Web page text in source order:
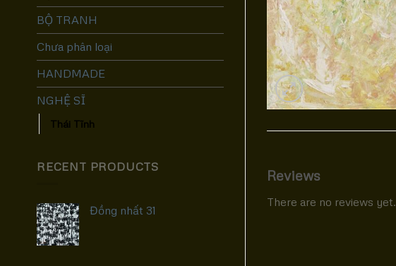
BỘ TRANH
Chưa phân loại
HANDMADE
NGHỆ SĨ
Thái Tĩnh
RECENT PRODUCTS
Đồng nhất 31
Reviews
There are no reviews yet.